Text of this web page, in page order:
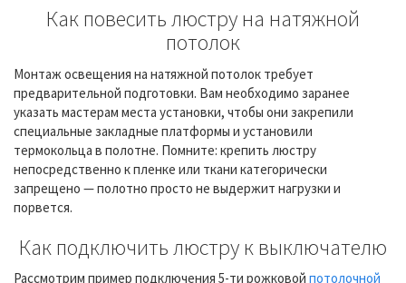
Как повесить люстру на натяжной
потолок
Монтаж освещения на натяжной потолок требует
предварительной подготовки. Вам необходимо заранее
указать мастерам места установки, чтобы они закрепили
специальные закладные платформы и установили
термокольца в полотне. Помните: крепить люстру
непосредственно к пленке или ткани категорически
запрещено — полотно просто не выдержит нагрузки и
порвется.
Как подключить люстру к выключателю
Рассмотрим пример подключения 5-ти рожковой потолочной